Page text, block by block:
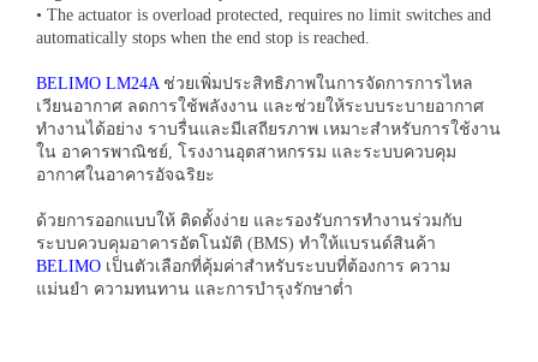
• The actuator is overload protected, requires no limit switches and
automatically stops when the end stop is reached.
BELIMO LM24A ช่วยเพิ่มประสิทธิภาพในการจัดการการไหล
เวียนอากาศ ลดการใช้พลังงาน และช่วยให้ระบบระบายอากาศ
ทำงานได้อย่าง ราบรื่นและมีเสถียรภาพ เหมาะสำหรับการใช้งาน
ใน อาคารพาณิชย์, โรงงานอุตสาหกรรม และระบบควบคุม
อากาศในอาคารอัจฉริยะ
ด้วยการออกแบบให้ ติดตั้งง่าย และรองรับการทำงานร่วมกับ
ระบบควบคุมอาคารอัตโนมัติ (BMS) ทำให้แบรนด์สินค้า
BELIMO เป็นตัวเลือกที่คุ้มค่าสำหรับระบบที่ต้องการ ความ
แม่นยำ ความทนทาน และการบำรุงรักษาต่ำ